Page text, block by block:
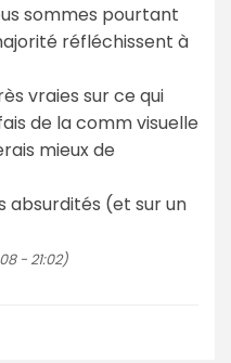
sommes pourtant
réfléchissent à
vraies sur ce qui
de la comm visuelle
mieux de
absurdités (et sur un
- 21:02)